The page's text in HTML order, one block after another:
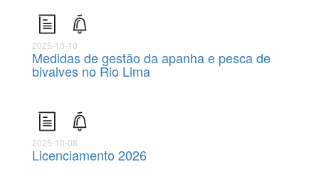
2025-10-10
Medidas de gestão da apanha e pesca de
bivalves no Rio Lima
2025-10-08
Licenciamento 2026